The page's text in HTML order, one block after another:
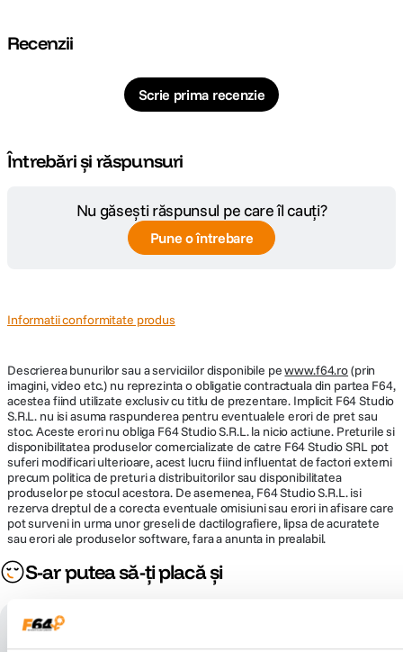
9
Diafragma
f/4.0
Plaja diafragme f/4 - f/32
Diametru
maxim
108 mm
Lungime 203.5 mm
Greutate 1.4 kg
Recenzii
Scrie prima recenzie
Întrebări și răspunsuri
Nu găsești răspunsul pe care îl cauți?
Pune o întrebare
Informatii conformitate produs
Descrierea bunurilor sau a serviciilor disponibile pewww.f64.ro(prin
imagini, video etc.) nu reprezinta o obligatie contractuala din partea F64,
acestea fiind utilizate exclusiv cu titlu de prezentare. Implicit F64 Studio
S.R.L. nu isi asuma raspunderea pentru eventualele erori de pret sau
stoc. Aceste erori nu obliga F64 Studio S.R.L. la nicio actiune. Preturile si
disponibilitatea produselor comercializate de catre F64 Studio SRL pot
suferi modificari ulterioare, acest lucru fiind influentat de factori externi
precum politica de preturi a distribuitorilor sau disponibilitatea
produselor pe stocul acestora. De asemenea, F64 Studio S.R.L. isi
rezerva dreptul de a corecta eventuale omisiuni sau erori in afisare care
pot surveni in urma unor greseli de dactilografiere, lipsa de acuratete
sau erori ale produselor software, fara a anunta in prealabil.
S-ar putea să-ți placă și